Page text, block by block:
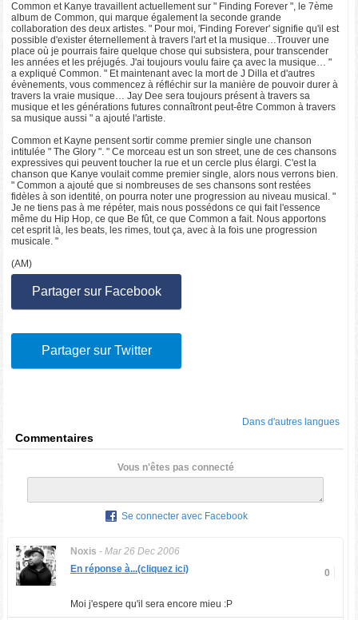
Common et Kanye travaillent actuellement sur " Finding Forever ", le 7ème
album de Common, qui marque également la seconde grande
collaboration des deux artistes. " Pour moi, 'Finding Forever' signifie qu'il est
possible d'exister éternellement à travers l'art et la musique…Trouver une
place où je pourrais faire quelque chose qui subsistera, pour transcender
les années et les préjugés. J'ai toujours voulu faire ça avec la musique… "
a expliqué Common. " Et maintenant avec la mort de J Dilla et d'autres
évènements, vous commencez à réfléchir sur la manière de pouvoir durer à
travers la vraie musique… Jay Dee sera toujours présent à travers sa
musique et les générations futures connaîtront peut-être Common à travers
sa musique aussi " a ajouté l'artiste.
Common et Kayne pensent sortir comme premier single une chanson
intitulée " The Glory ". " Ce morceau est un son street, une de ces chansons
expressives qui peuvent toucher la rue et un cercle plus élargi. C'est la
chanson que Kanye voulait comme premier single, alors nous verrons bien.
" Common a ajouté que si nombreuses de ses chansons sont restées
fidèles à son identité, on pourra noter une progression au niveau musical. "
Je ne tiens pas à me répéter, mais nous possédons ce qui fait l'essence
même du Hip Hop, ce que Be fût, ce que Common a fait. Nous apportons
cet esprit là, les beats, les rimes, tout ça, avec à la fois une progression
musicale. "
(AM)
Partager sur Facebook
Partager sur Twitter
Dans d'autres langues
Commentaires
Vous n'êtes pas connecté
Se connecter avec Facebook
Noxis - Mar 26 Dec 2006
0
En réponse à...(cliquez ici)
Moi j'espere qu'il sera encore mieu :P